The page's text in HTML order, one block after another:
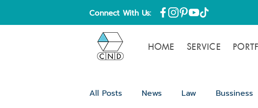
Connect With Us:
HOME SERVICE
All Posts News Law Bussiness